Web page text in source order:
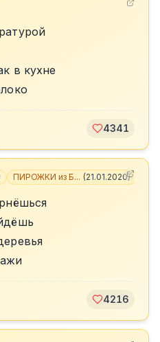
в кухне
4341
ПИРОЖКИ из Б... (21.01.2020)
4216